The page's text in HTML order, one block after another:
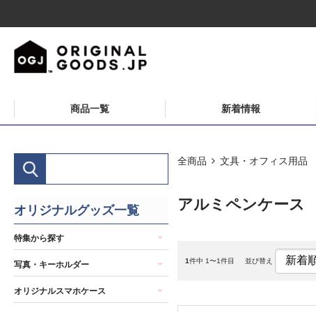
商品一覧 新着情報
全商品 文具・オフィス用品
アルミペンケース
1件中 1〜1件目 並び替え
オリジナルグッズ一覧
特集から探す
写真・キーホルダー
オリジナルスマホケース